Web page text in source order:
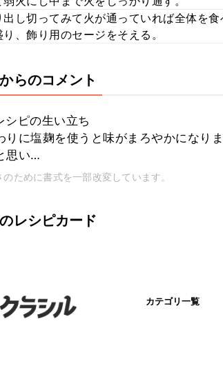
出し切ってみて火が通っていれば全体を
、飾り用のセージをそえる。
らのコメント
ピの生い立ち
りに塩麹を使うと味がまろやかになり
思い…
ために書式を一部改変しています。
レシピカード
カテゴリ一覧